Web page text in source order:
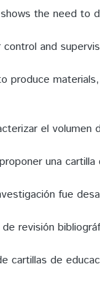
the need to
and
produce
el volumen
una cartilla
fue
revisión
cartillas de